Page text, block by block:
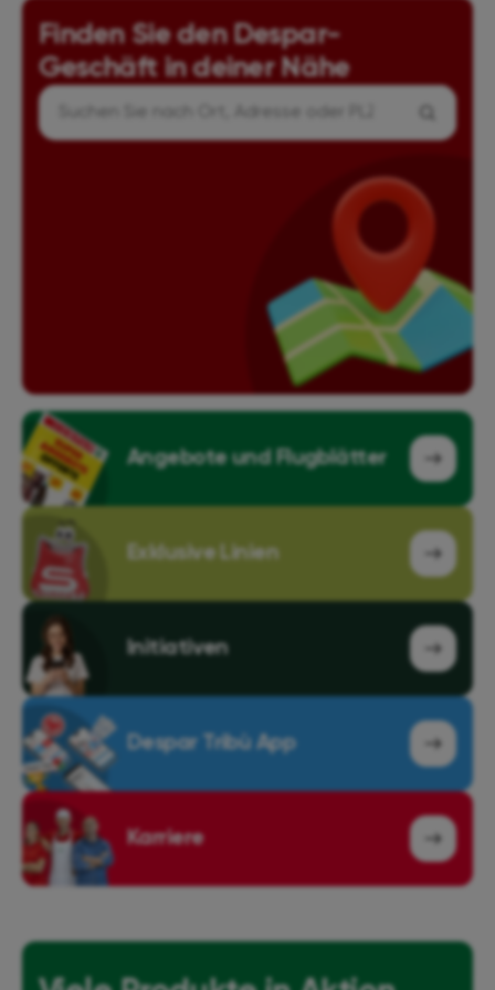
Finden Sie den Despar-
Geschäft in deiner Nähe
Geschäft
Angebote und Flugblätter
Exklusive Linien
Initiativen
Despar Tribù App
Karriere